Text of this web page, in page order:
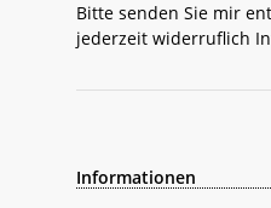
Bitte senden Sie mir
jederzeit widerruflich
Informationen